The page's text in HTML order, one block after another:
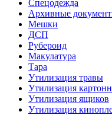
Спецодежда
Архивные
Мешки
ДСП
Рубероид
Макулатура
Тара
Утилизация травы
Утилизация
Утилизация ящиков
Утилизация